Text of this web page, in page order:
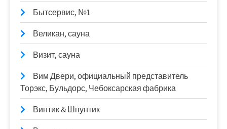
Бытсервис, №1
Великан, сауна
Визит, сауна
Вим Двери, официальный представитель
Торэкс, Бульдорс, Чебоксарская фабрика
Винтик & Шпунтик